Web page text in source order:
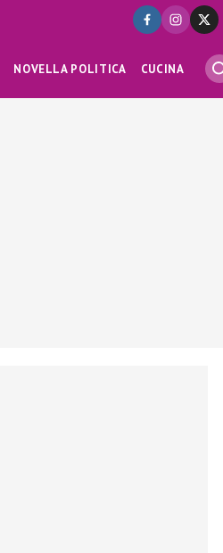
NOVELLA POLITICA CUCINA